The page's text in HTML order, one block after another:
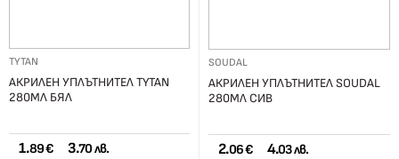
TYTAN
АКРИЛЕН УПЛЪТНИТЕЛ TYTAN
280МЛ БЯЛ
1.89 € 3.70 лв.
SOUDAL
АКРИЛЕН УПЛЪТНИТЕЛ SOUDAL
280МЛ СИВ
2.06 € 4.03 лв.